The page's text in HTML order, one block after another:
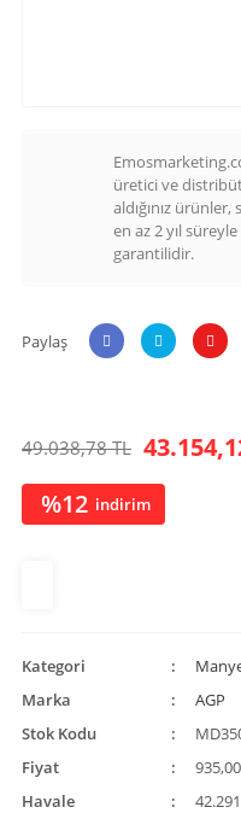
üretici ve
aldığınız
en az 2 yıl
garantilidir.
Paylaş
49.038,78 TL
%12 indirim
Kategori
Marka
AGP
Stok Kodu
Fiyat
Havale